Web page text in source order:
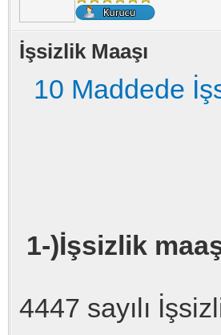
İşsizlik Maaşı
10 Maddede
1-)İşsizlik
4447 sayılı